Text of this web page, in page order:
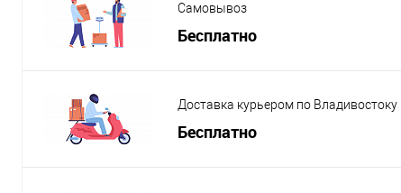
Самовывоз
Бесплатно
Доставка курьером по Владивостоку
Бесплатно